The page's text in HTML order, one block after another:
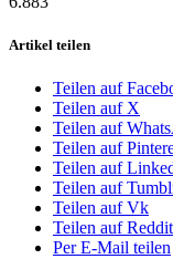
Artikel teilen
Teilen auf
Teilen auf X
Teilen auf
Teilen auf
Teilen auf
Teilen auf
Teilen auf Vk
Teilen auf Reddit
Per E-Mail teilen